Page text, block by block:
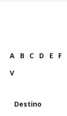
A B C D E F
V
Destino